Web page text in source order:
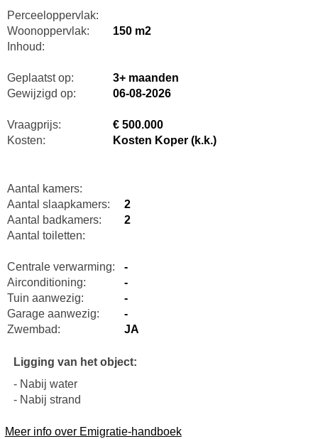
Perceeloppervlak:
Woonoppervlak:
150 m2
Inhoud:
Geplaatst op:
3+ maanden
Gewijzigd op:
06-08-2026
Vraagprijs:
€ 500.000
Kosten:
Kosten Koper (k.k.)
Aantal kamers:
Aantal slaapkamers:
2
Aantal badkamers:
2
Aantal toiletten:
Centrale verwarming:
-
Airconditioning:
-
Tuin aanwezig:
-
Garage aanwezig:
-
Zwembad:
JA
Ligging van het object:
- Nabij water
- Nabij strand
Meer info over Emigratie-handboek